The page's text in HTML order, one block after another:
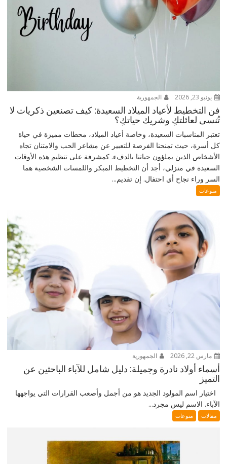
يونيو 23, 2026 الجمهورية
فن التخطيط لأعياد الميلاد السعيدة: كيف تصنعين ذكريات لا
تُنسى لعائلتكِ وشريك حياتكِ؟
تعتبر المناسبات السعيدة، وخاصة أعياد الميلاد، محطات مميزة في حياة
كل أسرة، حيث تمنحنا الفرصة للتعبير عن مشاعر الحب والامتنان تجاه
الأشخاص الذين يملؤون حياتنا بالدفء. كمشرفة على تنظيم هذه الأوقات
السعيدة في منزلي، أجد أن التخطيط المبكر واللمسات الشخصية هما
السر وراء نجاح أي احتفال. إن تقديم...
منوعات
مارس 22, 2026 الجمهورية
أسماء أولاد نادرة وجميلة: دليل شامل للآباء الباحثين عن
التميز
اختيار اسم المولود الجديد هو من أجمل وأصعب القرارات التي يواجهها
الآباء. الاسم ليس مجرد...
مقالات منوعات